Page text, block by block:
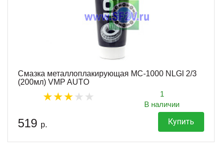
Смазка металлоплакирующая МС-1000 NLGI 2/3
(200мл) VMP AUTO
1
В наличии
519 р. Купить